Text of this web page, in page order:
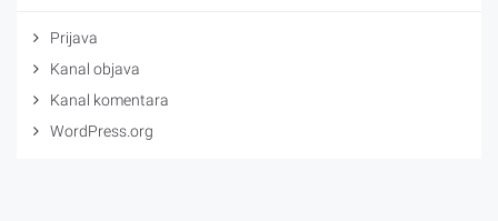
Prijava
Kanal objava
Kanal komentara
WordPress.org